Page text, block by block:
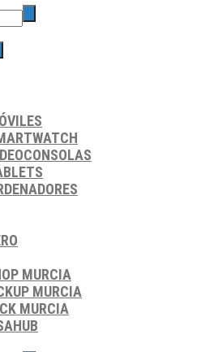
MURCIA
MURCIA
MURCIA